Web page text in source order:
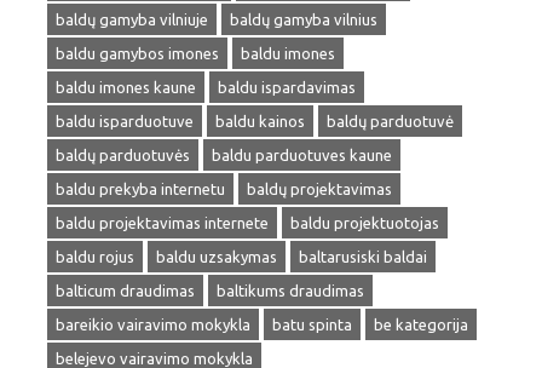
baldų gamyba vilniuje
baldų gamyba vilnius
baldu gamybos imones
baldu imones
baldu imones kaune
baldu ispardavimas
baldu isparduotuve
baldu kainos
baldų parduotuvė
baldų parduotuvės
baldu parduotuves kaune
baldu prekyba internetu
baldų projektavimas
baldu projektavimas internete
baldu projektuotojas
baldu rojus
baldu uzsakymas
baltarusiski baldai
balticum draudimas
baltikums draudimas
bareikio vairavimo mokykla
batu spinta
be kategorija
belejevo vairavimo mokykla